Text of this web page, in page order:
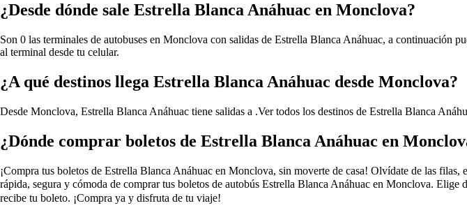
¿Desde dónde sale Estrella Blanca Anáhuac en Monclova?
Son 0 las terminales de autobuses en Monclova con salidas de Estrella Blanca Anáhuac, a
al terminal desde tu celular.
¿A qué destinos llega Estrella Blanca Anáhuac desde Monclova?
Desde Monclova, Estrella Blanca Anáhuac tiene salidas a .Ver todos los destinos de Estrella Blanca
¿Dónde comprar boletos de Estrella Blanca Anáhuac en
¡Compra tus boletos de Estrella Blanca Anáhuac en Monclova, sin moverte de casa! Olvídate de las
rápida, segura y cómoda de comprar tus boletos de autobús Estrella Blanca Anáhuac en Monclova. Elige
recibe tu boleto. ¡Compra ya y disfruta de tu viaje!